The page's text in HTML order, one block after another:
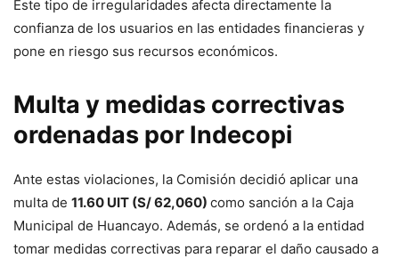
Este tipo de irregularidades afecta directamente la
confianza de los usuarios en las entidades financieras y
pone en riesgo sus recursos económicos.
Multa y medidas correctivas
ordenadas por Indecopi
Ante estas violaciones, la Comisión decidió aplicar una
multa de 11.60 UIT (S/ 62,060) como sanción a la Caja
Municipal de Huancayo. Además, se ordenó a la entidad
tomar medidas correctivas para reparar el daño causado a